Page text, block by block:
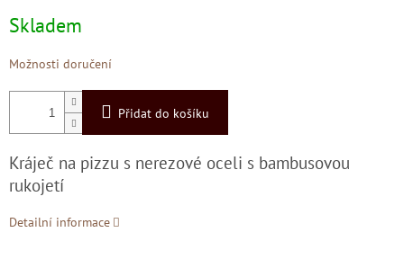
cena:
Skladem
Možnosti doručení
Přidat do košíku
Kráječ na pizzu s nerezové oceli s bambusovou
rukojetí
Detailní informace